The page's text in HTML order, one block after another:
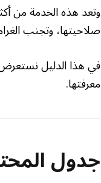
وتعد هذه الخدمة من
صلاحيتها، وتجنب
في هذا الدليل
معرفتها.
جدول